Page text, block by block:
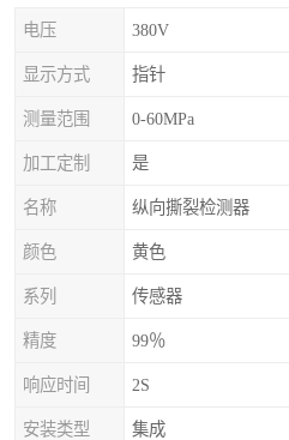
电压 380V
显示方式 指针
测量范围 0-60MPa
加工定制 是
名称 纵向撕裂检测器
颜色 黄色
系列 传感器
精度 99％
响应时间 2S
安装类型 集成